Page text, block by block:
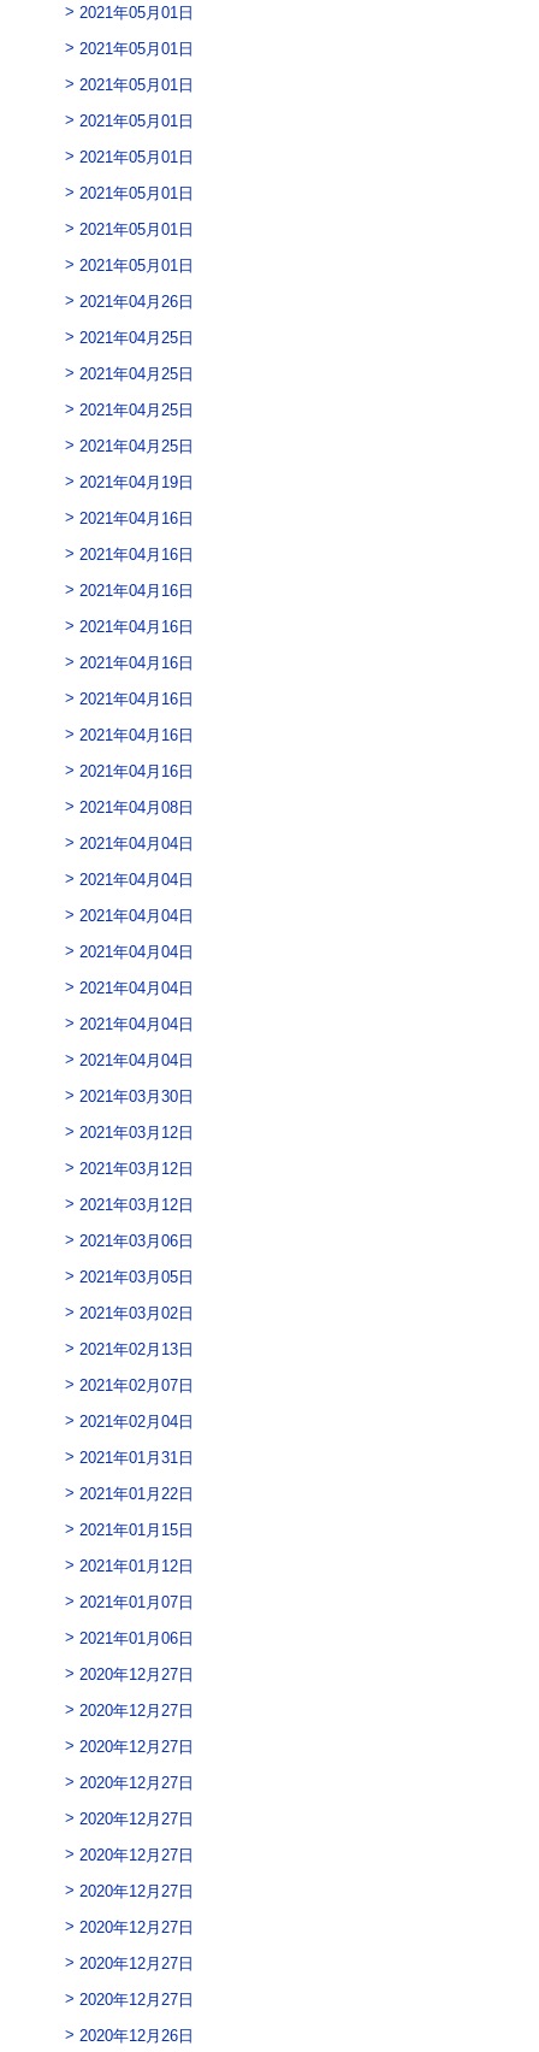
2021年05月01日
2021年05月01日
2021年05月01日
2021年05月01日
2021年05月01日
2021年05月01日
2021年05月01日
2021年05月01日
2021年04月26日
2021年04月25日
2021年04月25日
2021年04月25日
2021年04月25日
2021年04月19日
2021年04月16日
2021年04月16日
2021年04月16日
2021年04月16日
2021年04月16日
2021年04月16日
2021年04月16日
2021年04月16日
2021年04月08日
2021年04月04日
2021年04月04日
2021年04月04日
2021年04月04日
2021年04月04日
2021年04月04日
2021年04月04日
2021年03月30日
2021年03月12日
2021年03月12日
2021年03月12日
2021年03月06日
2021年03月05日
2021年03月02日
2021年02月13日
2021年02月07日
2021年02月04日
2021年01月31日
2021年01月22日
2021年01月15日
2021年01月12日
2021年01月07日
2021年01月06日
2020年12月27日
2020年12月27日
2020年12月27日
2020年12月27日
2020年12月27日
2020年12月27日
2020年12月27日
2020年12月27日
2020年12月27日
2020年12月27日
2020年12月26日